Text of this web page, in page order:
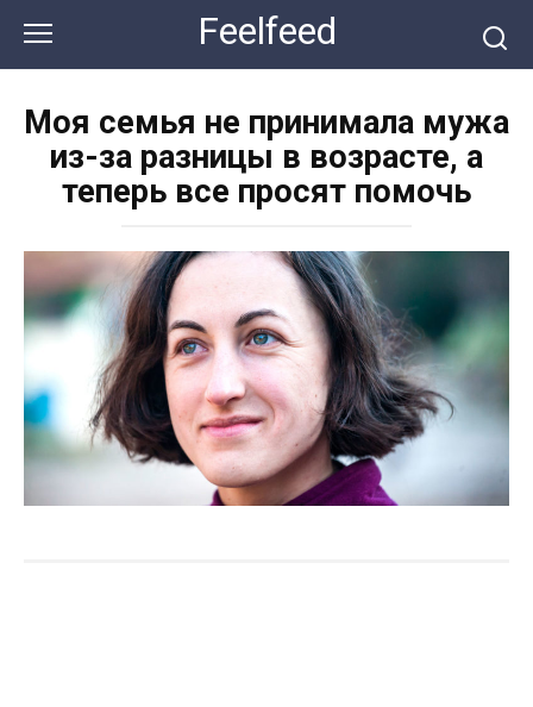
контенту
Feelfeed
Моя семья не принимала мужа
из-за разницы в возрасте, а
теперь все просят помочь